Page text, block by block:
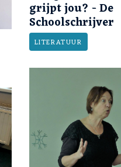
grijpt jou? - De
Schoolschrijver
LITERATUUR